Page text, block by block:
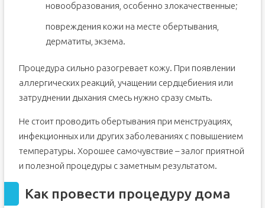
новообразования, особенно злокачественные;
повреждения кожи на месте обертывания,
дерматиты, экзема.
Процедура сильно разогревает кожу. При появлении
аллергических реакций, учащении сердцебиения или
затруднении дыхания смесь нужно сразу смыть.
Не стоит проводить обертывания при менструациях,
инфекционных или других заболеваниях с повышением
температуры. Хорошее самочувствие – залог приятной
и полезной процедуры с заметным результатом.
Как провести процедуру дома